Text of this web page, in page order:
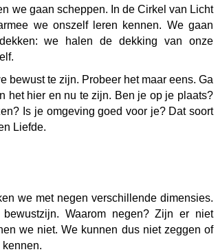
we gaan scheppen. In de Cirkel van Licht
we onszelf leren kennen. We gaan
we halen de dekking van onze
bewust te zijn. Probeer het maar eens. Ga
het hier en nu te zijn. Ben je op je plaats?
Is je omgeving goed voor je? Dat soort
Liefde.
we met negen verschillende dimensies.
Waarom negen? Zijn er niet
we niet. We kunnen dus niet zeggen of